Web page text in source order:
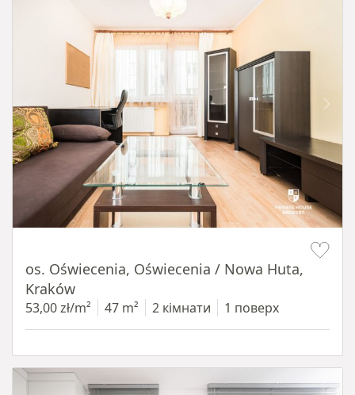
os. Oświecenia, Oświecenia / Nowa Huta,
Kraków
53,00 zł/m² 47 m² 2 кімнати 1 поверх